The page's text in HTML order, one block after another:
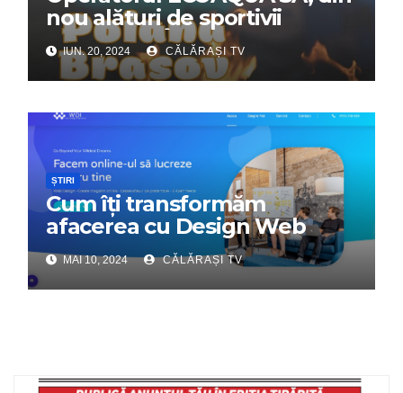
nou alături de sportivii
călărășeni. Începe „Prima
Tabără”!
IUN. 20, 2024 CĂLĂRAȘI TV
ȘTIRI
Cum îți transformăm
afacerea cu Design Web
Interactiv – Partenerul tău
digital de încredere
MAI 10, 2024 CĂLĂRAȘI TV